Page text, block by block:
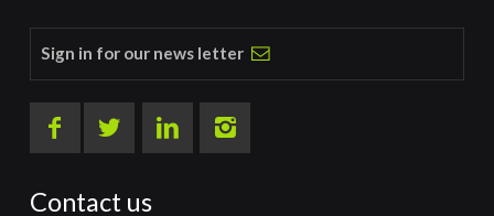
Sign in for our news letter
Contact us